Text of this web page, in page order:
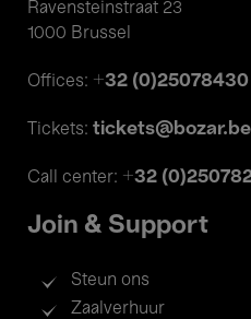
Ravensteinstraat 23
1000 Brussel
Offices: +32 (0)25078430
Tickets: tickets@bozar.be
Call center: +32
Join & Support
Steun ons
Zaalverhuur